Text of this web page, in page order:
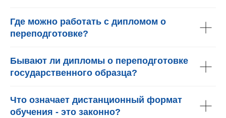
Где можно работать с дипломом о
переподготовке?
Бывают ли дипломы о переподготовке
государственного образца?
Что означает дистанционный формат
обучения - это законно?